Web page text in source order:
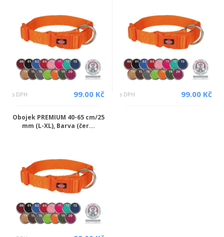
s DPH 99.00 Kč s DPH 99.00 Kč
Obojek PREMIUM 40-65 cm/25
mm (L-XL), Barva (čer...